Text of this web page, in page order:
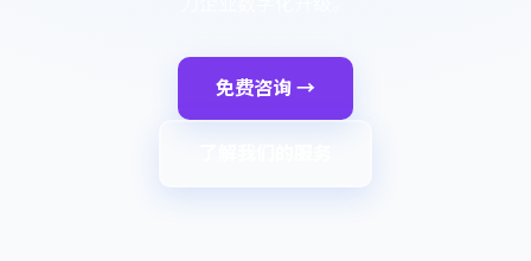
免费咨询 →